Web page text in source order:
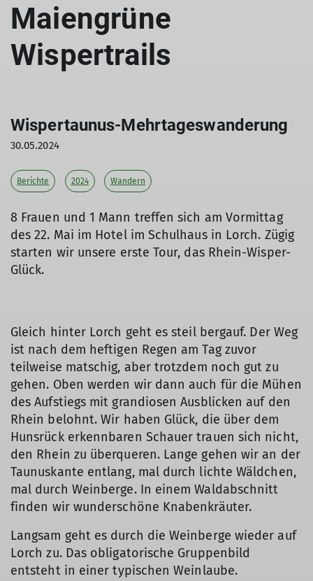
Maiengrüne
Wispertrails
Wispertaunus-Mehrtageswanderung
30.05.2024
Berichte 2024 Wandern
8 Frauen und 1 Mann treffen sich am Vormittag
des 22. Mai im Hotel im Schulhaus in Lorch. Zügig
starten wir unsere erste Tour, das Rhein-Wisper-
Glück.
Gleich hinter Lorch geht es steil bergauf. Der Weg
ist nach dem heftigen Regen am Tag zuvor
teilweise matschig, aber trotzdem noch gut zu
gehen. Oben werden wir dann auch für die Mühen
des Aufstiegs mit grandiosen Ausblicken auf den
Rhein belohnt. Wir haben Glück, die über dem
Hunsrück erkennbaren Schauer trauen sich nicht,
den Rhein zu überqueren. Lange gehen wir an der
Taunuskante entlang, mal durch lichte Wäldchen,
mal durch Weinberge. In einem Waldabschnitt
finden wir wunderschöne Knabenkräuter.
Langsam geht es durch die Weinberge wieder auf
Lorch zu. Das obligatorische Gruppenbild
entsteht in einer typischen Weinlaube.